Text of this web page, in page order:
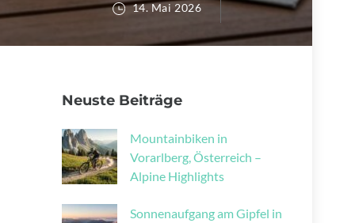
14. Mai 2026
Neuste Beiträge
Mountainbiken in
Vorarlberg, Österreich –
Alpine Highlights
Sonnenaufgang am Gipfel in